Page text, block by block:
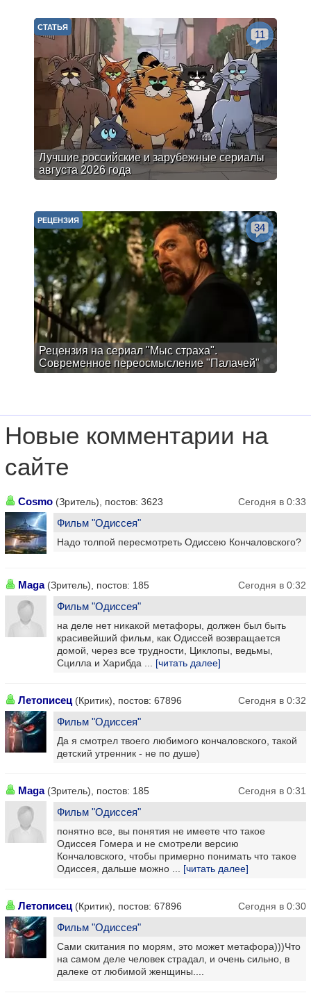
Лучшие российские и зарубежные сериалы
августа 2026 года
СТАТЬЯ
11
Рецензия на сериал "Мыс страха".
Современное переосмысление "Палачей"
РЕЦЕНЗИЯ
34
Новые комментарии на
сайте
Cosmo (Зритель), постов: 3623 Сегодня в 0:33
Фильм "Одиссея"
Надо толпой пересмотреть Одиссею Кончаловского?
Maga(Зритель), постов: 185 Сегодня в 0:32
Фильм "Одиссея"
на деле нет никакой метафоры, должен был быть
красивейший фильм, как Одиссей возвращается
домой, через все трудности, Циклопы, ведьмы,
Сцилла и Харибда ... [читать далее]
Летописец (Критик), постов: 67896 Сегодня в 0:32
Фильм "Одиссея"
Да я смотрел твоего любимого кончаловского, такой
детский утренник - не по душе)
Maga(Зритель), постов: 185 Сегодня в 0:31
Фильм "Одиссея"
понятно все, вы понятия не имеете что такое
Одиссея Гомера и не смотрели версию
Кончаловского, чтобы примерно понимать что такое
Одиссея, дальше можно ... [читать далее]
Летописец (Критик), постов: 67896 Сегодня в 0:30
Фильм "Одиссея"
Сами скитания по морям, это может метафора)))Что
на самом деле человек страдал, и очень сильно, в
далеке от любимой женщины....